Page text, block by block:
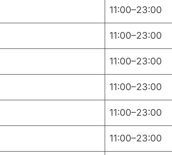
11:00–23:00
11:00–23:00
11:00–23:00
11:00–23:00
11:00–23:00
11:00–23:00